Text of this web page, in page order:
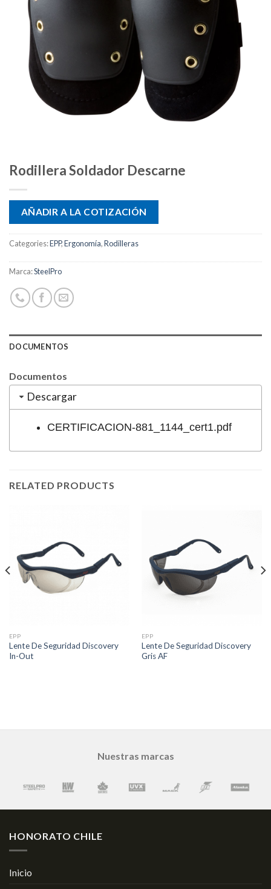
Rodillera Soldador Descarne
AÑADIR A LA COTIZACIÓN
Categories:EPP,Ergonomía,Rodilleras
Marca:SteelPro
DOCUMENTOS
Documentos
Descargar
CERTIFICACION-881_1144_cert1.pdf
RELATED PRODUCTS
EPP
Lente De Seguridad Discovery
In-Out
EPP
Lente De Seguridad Discovery
Gris AF
Nuestras marcas
HONORATO CHILE
Inicio